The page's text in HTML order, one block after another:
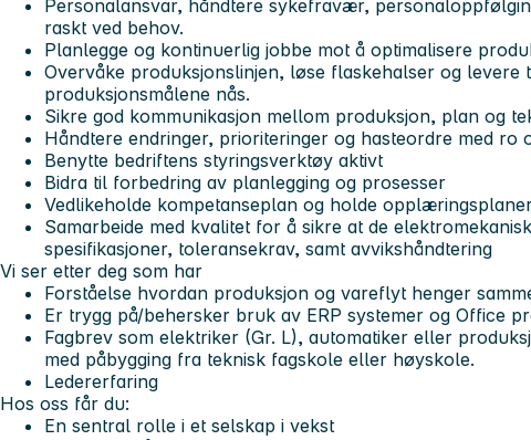
Personalansvar, håndtere sykefravær,
raskt ved behov.
Planlegge og kontinuerlig jobbe mot å optimalisere
Overvåke produksjonslinjen, løse flaskehalser og levere
produksjonsmålene nås.
Sikre god kommunikasjon mellom produksjon, plan og
Håndtere endringer, prioriteringer og hasteordre med ro
Benytte bedriftens styringsverktøy aktivt
Bidra til forbedring av planlegging og prosesser
Vedlikeholde kompetanseplan og holde
Samarbeide med kvalitet for å sikre at de
spesifikasjoner, toleransekrav, samt avvikshåndtering
Vi ser etter deg som har
Forståelse hvordan produksjon og vareflyt henger
Er trygg på/behersker bruk av ERP systemer og Office
Fagbrev som elektriker (Gr. L), automatiker eller
med påbygging fra teknisk fagskole eller høyskole.
Ledererfaring
Hos oss får du:
En sentral rolle i et selskap i vekst